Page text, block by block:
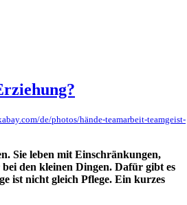
de/photos/hände-teamarbeit-teamgeist-
Sie leben mit Einschränkungen,
den kleinen Dingen. Dafür gibt es
ist nicht gleich Pflege. Ein kurzes